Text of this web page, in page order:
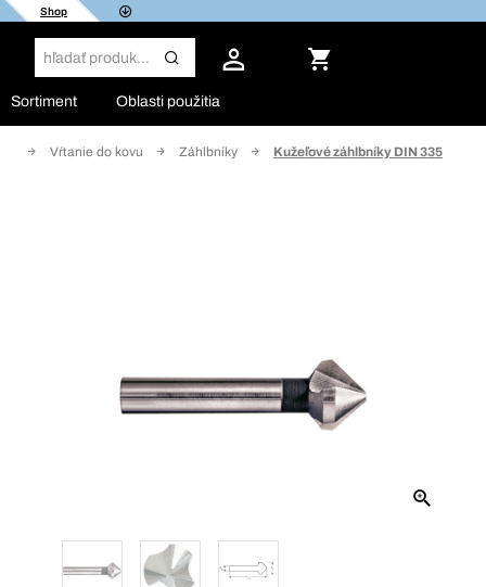
Shop
Sortiment Oblasti použitia
Vŕtanie do kovu Záhlbníky Kužeľové záhlbníky DIN 335